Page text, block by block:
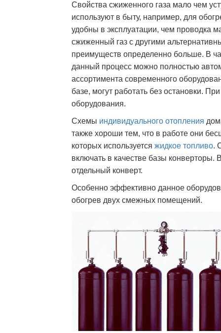
Свойства сжиженного газа мало чем
используют в быту, например, для
удобны в эксплуатации, чем проводка
сжиженный газ с другими
преимуществ определенно больше. В
данный процесс можно полностью
ассортимента современного
базе, могут работать без остановки.
оборудования.
Схемы индивидуального отопления
также хороши тем, что в работе они
которых используется жидкое топливо.
включать в качестве базы конверторы.
отдельный конверт.
Особенно эффективно данное
обогрев двух смежных помещений.